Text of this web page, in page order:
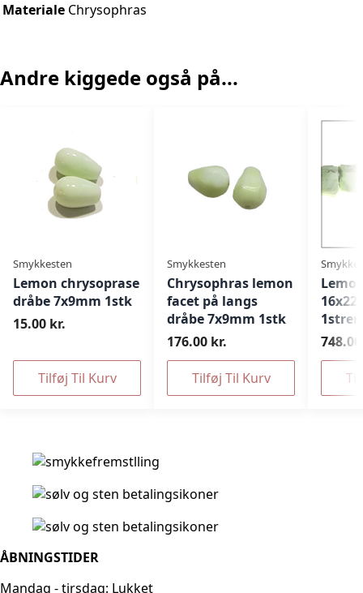
Materiale Chrysophras
Andre kiggede også på...
Smykkesten
Lemon chrysoprase
dråbe 7x9mm 1stk
15.00 kr.
Tilføj Til Kurv
Smykkesten
Chrysophras lemon
facet på langs
dråbe 7x9mm 1stk
176.00 kr.
Tilføj Til Kurv
ÅBNINGSTIDER
Mandag - tirsdag: Lukket